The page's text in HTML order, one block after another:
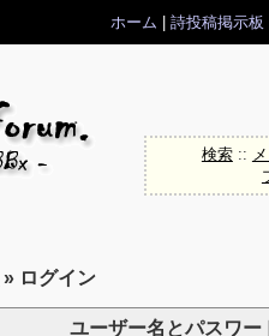
ホーム 詩投稿掲示板
検索::
» ログイン
ユーザー名とパスワ